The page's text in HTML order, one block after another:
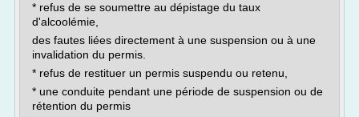
* refus de se soumettre au dépistage du taux
d'alcoolémie,
des fautes liées directement à une suspension ou à une
invalidation du permis.
* refus de restituer un permis suspendu ou retenu,
* une conduite pendant une période de suspension ou de
rétention du permis